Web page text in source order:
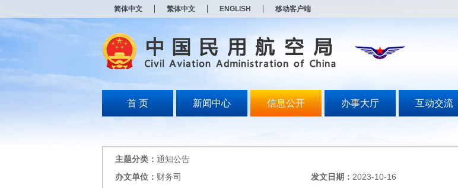
简体中文 繁体中文 ENGLISH 移动客户端
首 页 新闻中心 信息公开 办事大厅 互动交流
主题分类： 通知公告
办文单位： 财务司 发文日期： 2023-10-16
打
无
障